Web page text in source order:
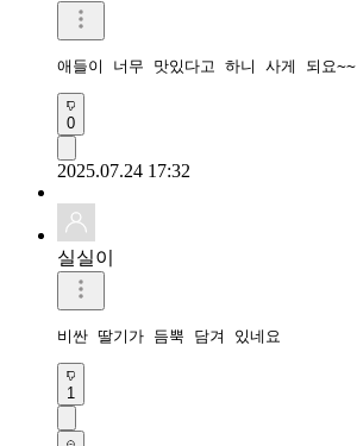
애들이 너무 맛있다고 하니 사게 되요~~
0
2025.07.24 17:32
실실이
비싼 딸기가 듬뿍 담겨 있네요
1